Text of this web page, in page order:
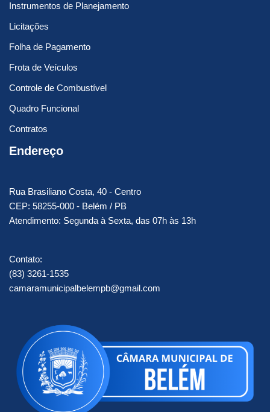
Instrumentos de Planejamento
Licitações
Folha de Pagamento
Frota de Veículos
Controle de Combustível
Quadro Funcional
Contratos
Endereço
Rua Brasiliano Costa, 40 - Centro
CEP: 58255-000 - Belém / PB
Atendimento: Segunda à Sexta, das 07h às 13h
Contato:
(83) 3261-1535
camaramunicipalbelempb@gmail.com